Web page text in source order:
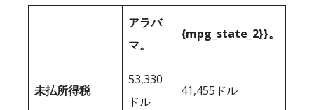
アラバ
マ。
{mpg_state_2}}。
未払所得税
53,330
ドル
41,455ドル